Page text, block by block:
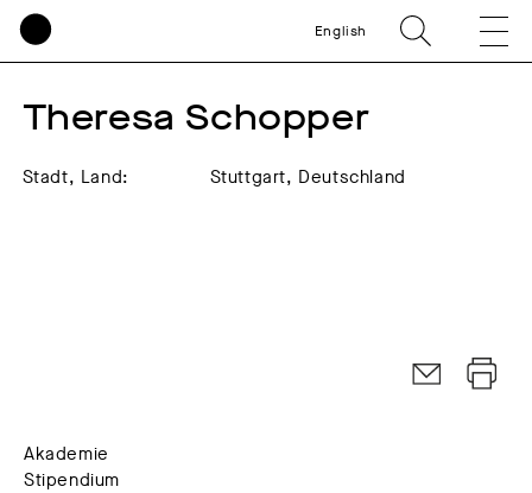
English
Theresa Schopper
Stadt, Land: Stuttgart, Deutschland
Akademie
Stipendium